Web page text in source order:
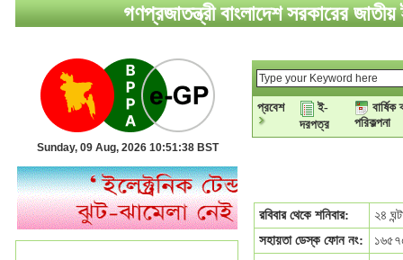
গণপ্রজাতন্ত্রী বাংলাদেশ সরকারের
Sunday, 09 Aug, 2026 10:51:39 BST
প্রবেশ
ই-
দরপত্র
পরিকল্পনা
রবিবার থেকে শনিবার:
২৪
সহায়তা ডেস্ক ফোন নং: